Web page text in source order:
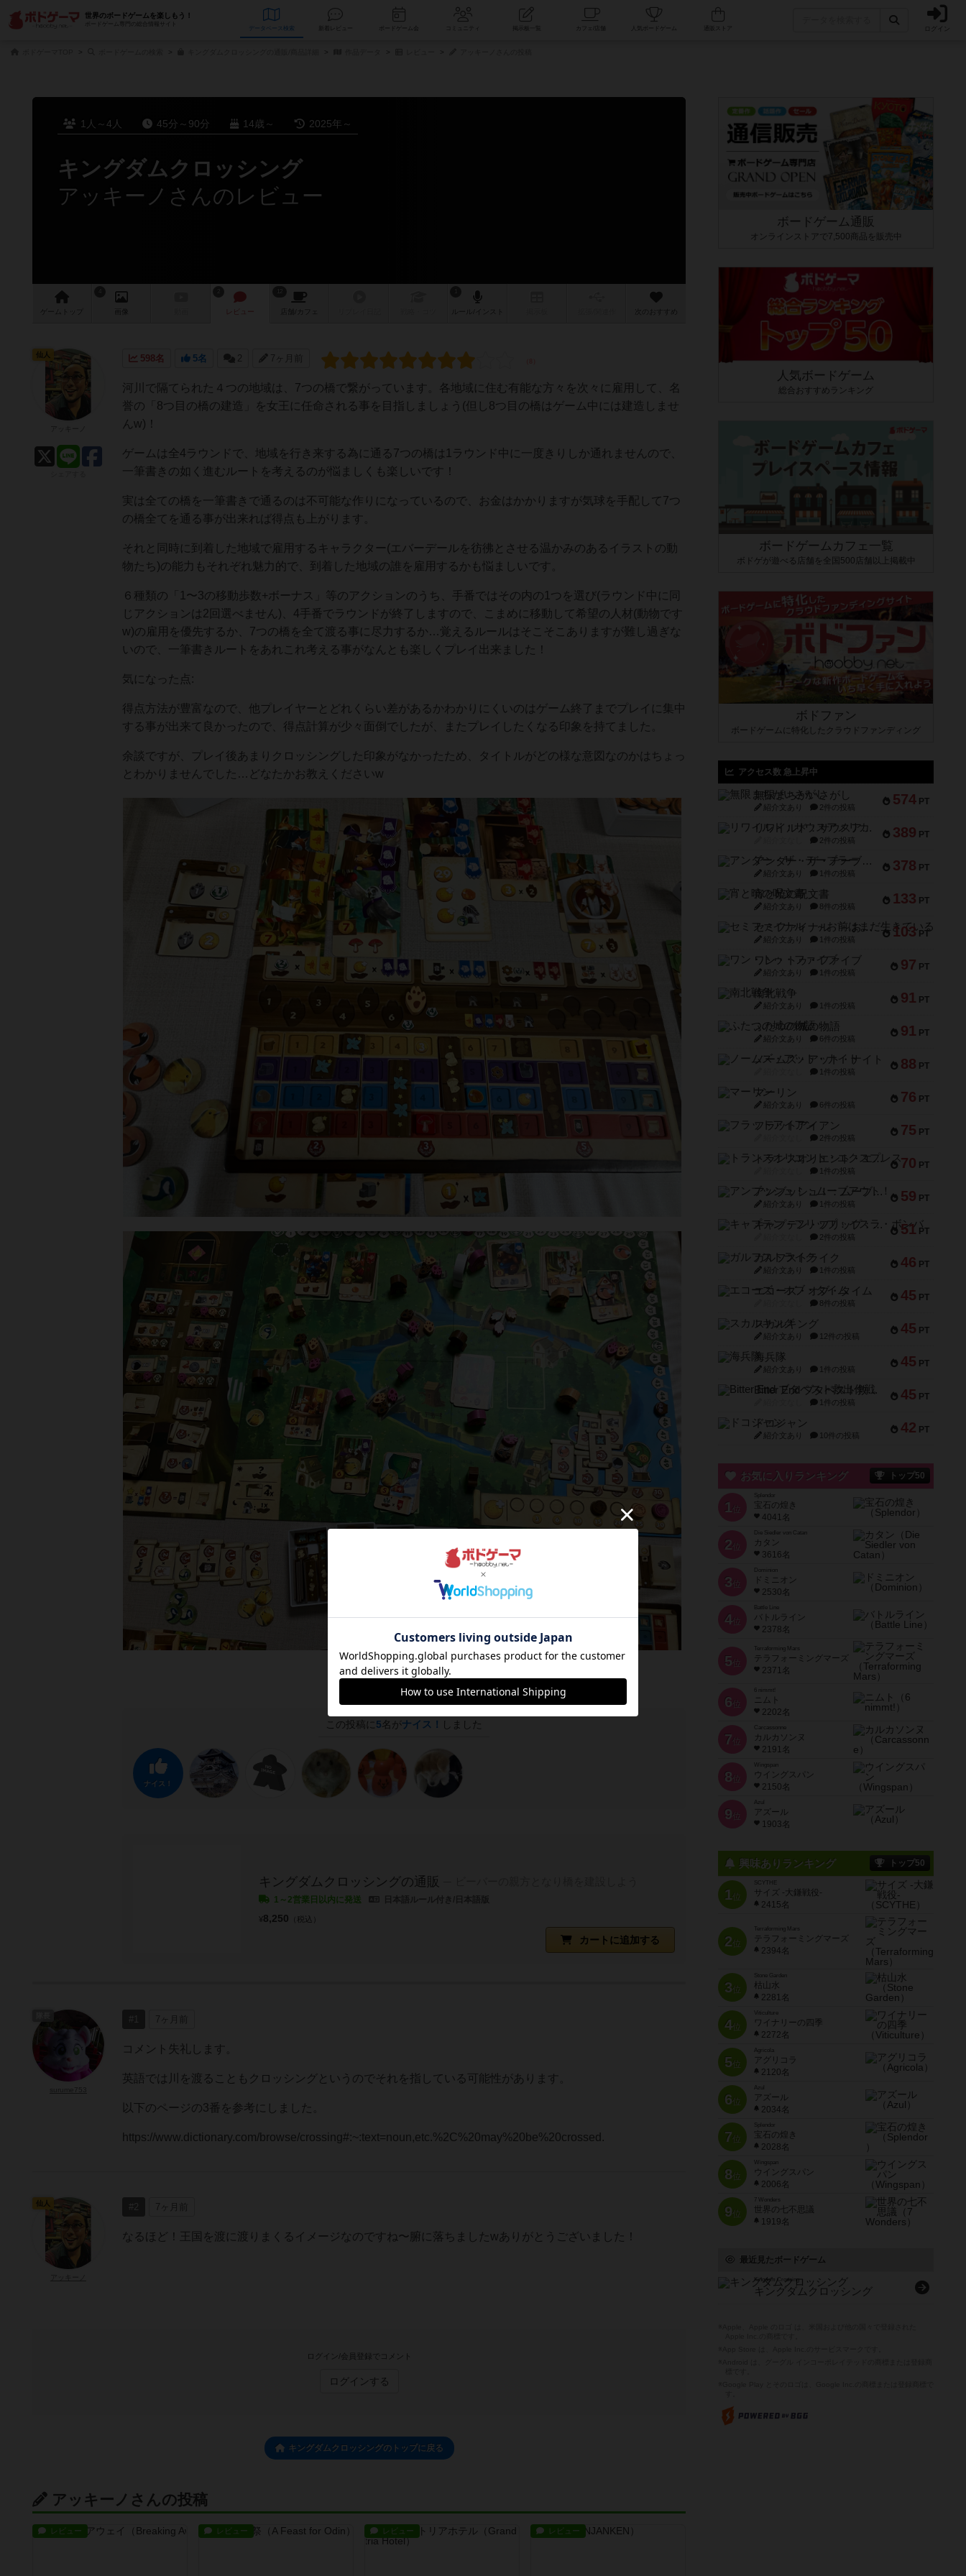
世界のボードゲームを楽しもう！
ボードゲーム専門の総合情報サイト
データベース コミュニティ 人気ボードゲーム ログイン
1人～4人 45分～90分 14歳～ 2025年～
キングダムクロッシング
アッキーノさんのレビュー
ゲーム 画像 レビュー 店舗/ カフェ 次のおすすめ
598名 5名 2 7ヶ月前
河川で隔てられた４つの地域は、7つの橋で繋がっています。各地域に住む有能な方々を次々に雇用して、名
誉の「8つ目の橋の建造」を女王に任命される事を目指しましょう(但し8つ目の橋はゲーム中には建造しませ
んw)！
ゲームは全4ラウンドで、地域を行き来する為に通る7つの橋は1ラウンド中に一度きりしか通れませんので、
一筆書きの如く進むルートを考えるのが悩ましくも楽しいです！
実は全ての橋を一筆書きで通るのは不可能な作りになっているので、お金はかかりますが気球を手配して7つ
の橋全てを通る事が出来れば得点も上がります。
それと同時に到着した地域で雇用するキャラクター(エバーデールを彷彿とさせる温かみのあるイラストの動
物たち)の能力もそれぞれ魅力的で、到着した地域の誰を雇用するかも悩ましいです。
６種類の「1〜3の移動歩数+ボーナス」等のアクションのうち、手番ではその内の1つを選び(ラウンド中に同
じアクションは2回選べません)、4手番でラウンドが終了しますので、こまめに移動して希望の人材(動物です
w)の雇用を優先するか、7つの橋を全て渡る事に尽力するか…覚えるルールはそこそこありますが難し過ぎな
いので、一筆書きルートをあれこれ考える事がなんとも楽しくプレイ出来ました！
気になった点:
得点方法が豊富なので、他プレイヤーとどれくらい差があるかわかりにくいのはゲーム終了までプレイに集中
する事が出来て良かったので、得点計算が少々面倒でしたが、またプレイしたくなる印象を持てました。
余談ですが、プレイ後あまりクロッシングした印象がなかったため、タイトルがどの様な意図なのかはちょっ
とわかりませんでした…どなたかお教えくださいw
この投稿に 5名がナイス！ しました
ナイス！
キングダムクロッシングの通販
1～2営業日以内に発送
カートに追加する
¥8,250 （税込）
仙人
7ヶ月前
コメント失礼します。
英語では川を渡ることもクロッシングというのでそれを指している可能性があります。
以下のページの3番を参考にしました。
https://www.dictionary.com/browse/crossing#:~:text=noun,etc.%2C%20may%20be%20crossed.
7ヶ月前
なるほど！王国を渡に渡りまくるイメージなのですね〜腑に落ちましたwありがとうございました！
仙人
ログイン/会員登録でコメント
ログインする
キングダムクロッシングのトップに戻る
アッキーノさんの投稿
レビュー レビュー レビュー レビュー
ボードゲーム通販
オンラインストアで7,500商品を販売中
人気ボードゲーム
総合おすすめランキング
ボードゲームカフェ一覧
ボドゲが遊べる店舗を全国500店舗以上掲載中
ボドファン
ボードゲームに特化したクラウドファンディング
アクセス数 急上昇中
574 PT
無限まちがいさがし
紹介文あり 2件の投稿
389 PT
リワイルド：サウスアメリカ
2件の投稿
378 PT
アンダー・ザ・テーブラー
紹介文あり 1件の投稿
133 PT
宵と暁の呪文書
紹介文あり 8件の投稿
103 PT
セミファイナル ～お前はまだ生きている～
紹介文あり 1件の投稿
97 PT
ワン・トゥ・ファイブ
紹介文あり 1件の投稿
91 PT
南北戦争
紹介文あり 1件の投稿
91 PT
ふたつの城の物語
紹介文あり 6件の投稿
88 PT
ノームズ・アット・ナイト
1件の投稿
76 PT
マーリン
紹介文あり 6件の投稿
75 PT
フラットアイアン
2件の投稿
70 PT
トランスオリエント・エクスプレス
1件の投稿
59 PT
アンブッシュ！：ムーブアウト！
紹介文あり 1件の投稿
51 PT
キャプテン・フリップ：イスラ・ボンバ
2件の投稿
46 PT
ガルフストライク
紹介文あり 1件の投稿
45 PT
エコーズ・オブ・タイム
8件の投稿
45 PT
スカルキング
紹介文あり 12件の投稿
45 PT
海兵隊
紹介文あり 1件の投稿
45 PT
Bitter End ブタペスト救出作戦
1件の投稿
42 PT
ドコジャン
紹介文あり 10件の投稿
お気に入りランキング トップ50
1 位
宝石の煌き
4041名
2 位
Die Siedler von Catan
カタン
3616名
3 位
ドミニオン
2530名
4位
Battle Line
バトルライン
2378名
5 位
Terraforming Mars
テラフォーミングマーズ
2371名
6 位
ニムト
2202名
7 位
Carcassonne
カルカソンヌ
2191名
8 位
Wingspan
ウイングスパン
2150名
9 位
Azul
アズール
1903名
興味ありランキング トップ50
1位
SCYTHE
サイズ -大鎌戦役-
2415名
2位
Terraforming Mars
テラフォーミングマーズ
2394名
3位
Stone Garden
枯山水
2281名
4位
Viticulture
ワイナリーの四季
2272名
5位
Agricola
アグリコラ
2120名
6位
Azul
アズール
2034名
7位
宝石の煌き
2028名
8位
Wingspan
ウイングスパン
2006名
9位
7 Wonders
世界の七不思議
1919名
最近見たボードゲーム
Kingdom Crossing
キングダムクロッシング